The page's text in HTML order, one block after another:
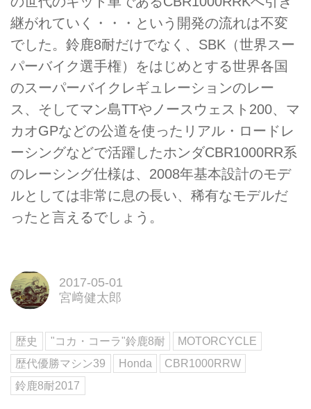
継がれていく・・・という開発の流れは不変
でした。鈴鹿8耐だけでなく、SBK（世界スー
パーバイク選手権）をはじめとする世界各国
のスーパーバイクレギュレーションのレー
ス、そしてマン島TTやノースウェスト200、マ
カオGPなどの公道を使ったリアル・ロードレ
ーシングなどで活躍したホンダCBR1000RR系
のレーシング仕様は、2008年基本設計のモデ
ルとしては非常に息の長い、稀有なモデルだ
ったと言えるでしょう。
2017-05-01
宮﨑健太郎
歴史 "コカ・コーラ"鈴鹿8耐
MOTORCYCLE
歴代優勝マシン39
Honda
CBR1000RRW
鈴鹿8耐2017